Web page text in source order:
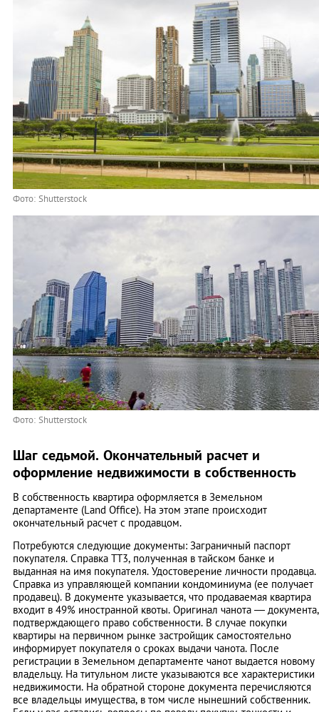
Фото: Shutterstock
Фото: Shutterstock
Шаг седьмой. Окончательный расчет и
оформление недвижимости в собственность
В собственность квартира оформляется в Земельном
департаменте (Land Office). На этом этапе происходит
окончательный расчет с продавцом.
Потребуются следующие документы: Заграничный паспорт
покупателя. Справка ТТ3, полученная в тайском банке и
выданная на имя покупателя. Удостоверение личности продавца.
Справка из управляющей компании кондоминиума (ее получает
продавец). В документе указывается, что продаваемая квартира
входит в 49% иностранной квоты. Оригинал чанота — документа,
подтверждающего право собственности. В случае покупки
квартиры на первичном рынке застройщик самостоятельно
информирует покупателя о сроках выдачи чанота. После
регистрации в Земельном департаменте чанот выдается новому
владельцу. На титульном листе указываются все характеристики
недвижимости. На обратной стороне документа перечисляются
все владельцы имущества, в том числе нынешний собственник.